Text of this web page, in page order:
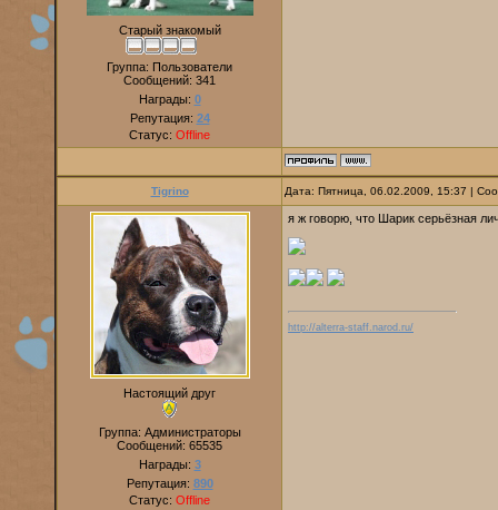
Старый знакомый
Группа: Пользователи
Сообщений: 341
Награды: 0
Репутация: 24
Статус: Offline
Tigrino Дата: Пятница, 06.02.2009, 15:37 |
Настоящий друг
Группа: Администраторы
Сообщений: 65535
Награды: 3
Репутация: 890
Статус: Offline
я ж говорю, что Шарик серьёзная
http://alterra-staff.narod.ru/